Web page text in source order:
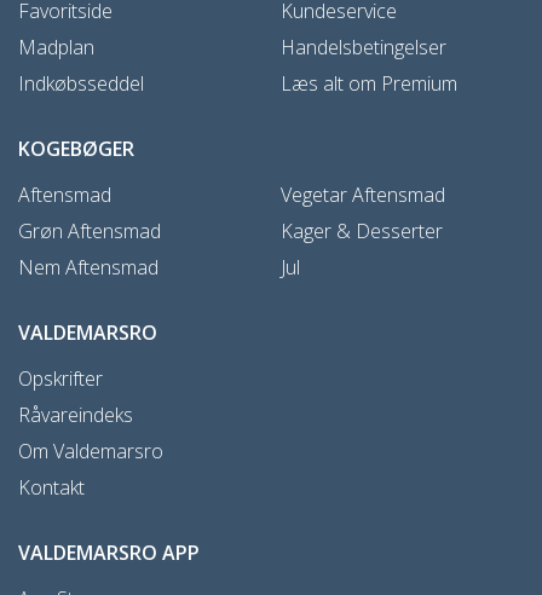
Favoritside
Madplan
Indkøbsseddel
Kundeservice
Handelsbetingelser
Læs alt om Premium
KOGEBØGER
Aftensmad
Grøn Aftensmad
Nem Aftensmad
Vegetar Aftensmad
Kager & Desserter
Jul
VALDEMARSRO
Opskrifter
Råvareindeks
Om Valdemarsro
Kontakt
VALDEMARSRO APP